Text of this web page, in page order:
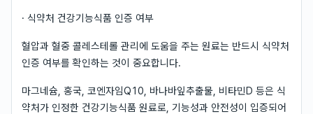
· 식약처 건강기능식품 인증 여부
혈압과 혈중 콜레스테롤 관리에 도움을 주는 원료는 반드시 식약처
인증 여부를 확인하는 것이 중요합니다.
마그네슘, 홍국, 코엔자임Q10, 바나바잎추출물, 비타민D 등은 식
약처가 인정한 건강기능식품 원료로, 기능성과 안전성이 입증되어